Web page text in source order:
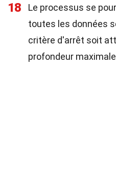
18
Le processus se
toutes les données
critère d'arrêt soit
profondeur